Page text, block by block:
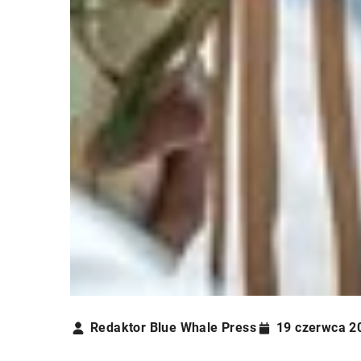
Redaktor Blue Whale Press 19 czerwca